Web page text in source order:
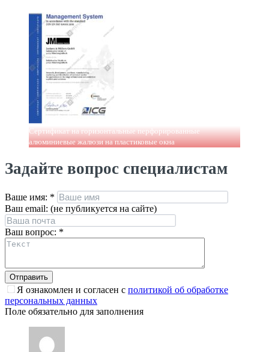
Сертификат на горизонтальные перфорированные
алюминиевые жалюзи на пластиковые окна
Задайте вопрос специалистам
Ваше имя: *
Ваш email: (не публикуется на сайте)
Ваш вопрос: *
Я ознакомлен и согласен с политикой об обработке
персональных данных
Поле обязательно для заполнения